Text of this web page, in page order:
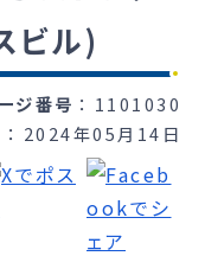
ビル)
ジ番号
1101030
2024年05月14日